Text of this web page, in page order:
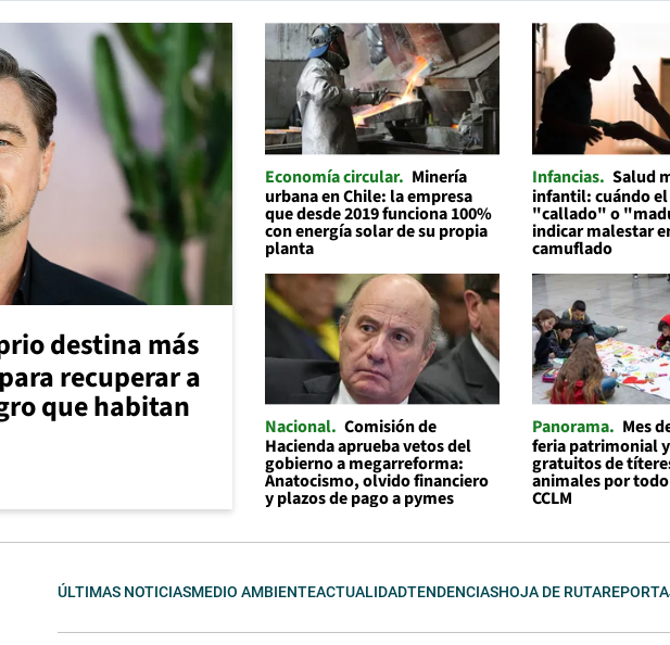
destina más
recuperar a
que habitan
Economía circular
Minería
urbana en Chile: la empresa
que desde 2019 funciona 100%
con energía solar de su propia
planta
Infancias Salud
infantil: cuándo
"callado" o
indicar malestar
camuflado
Nacional Comisión de
Hacienda aprueba vetos del
gobierno a megarreforma:
Anatocismo, olvido financiero
y plazos de pago a pymes
Panorama Mes
feria patrimonial
gratuitos de
animales por
CCLM
ÚLTIMAS NOTICIASMEDIO AMBIENTEACTUALIDADTENDENCIASHOJA DE RUTA